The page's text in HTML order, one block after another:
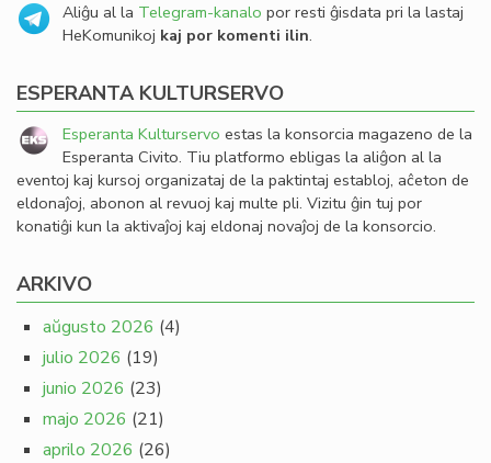
Aliĝu al la Telegram-kanalo por resti ĝisdata pri la lastaj
HeKomunikoj kaj por komenti ilin.
ESPERANTA KULTURSERVO
Esperanta Kulturservo estas la konsorcia magazeno de la
Esperanta Civito. Tiu platformo ebligas la aliĝon al la
eventoj kaj kursoj organizataj de la paktintaj establoj, aĉeton de
eldonaĵoj, abonon al revuoj kaj multe pli. Vizitu ĝin tuj por
konatiĝi kun la aktivaĵoj kaj eldonaj novaĵoj de la konsorcio.
ARKIVO
aŭgusto 2026 (4)
julio 2026 (19)
junio 2026 (23)
majo 2026 (21)
aprilo 2026 (26)